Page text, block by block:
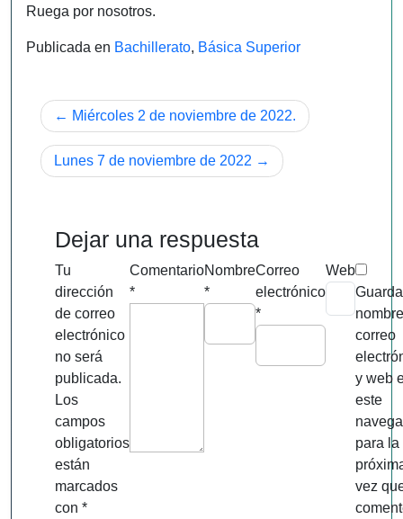
Ruega por nosotros.
Publicada en Bachillerato, Básica Superior
Navegación
de
entradas
Miércoles 2 de noviembre de 2022.
Lunes 7 de noviembre de 2022
Dejar una respuesta
Tu
dirección
de correo
electrónico
no será
publicada.
Los
campos
obligatorios
están
marcados
con *
Comentario
*
Nombre
*
Correo
electrónico
*
Web
correo
y web
este
para la
vez